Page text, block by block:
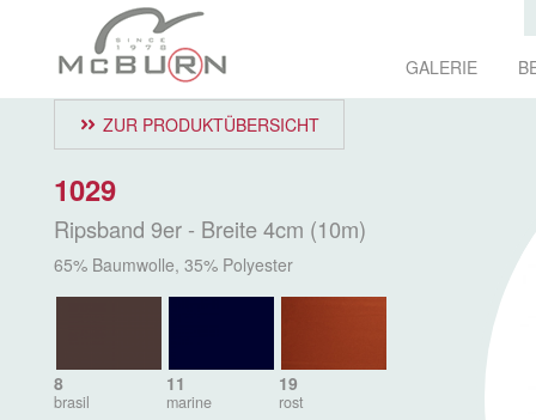
GALERIE
ZUR PRODUKTÜBERSICHT
1029
Ripsband 9er - Breite 4cm (10m)
65% Baumwolle, 35% Polyester
8
brasil
11
marine
19
rost